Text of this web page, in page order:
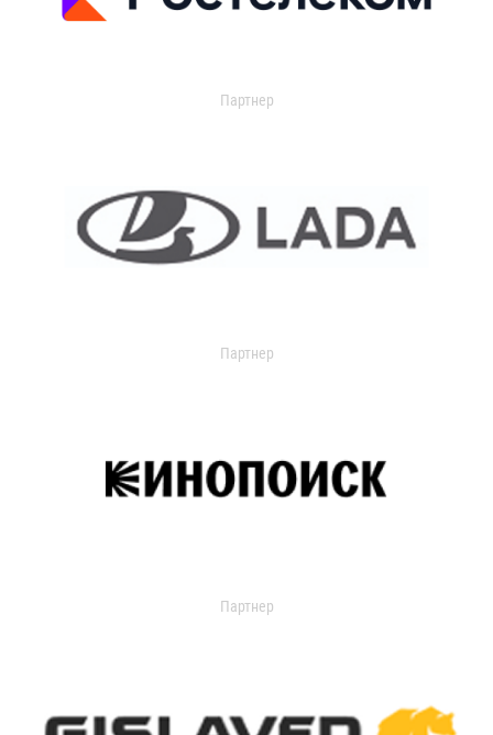
Партнер
Партнер
Партнер